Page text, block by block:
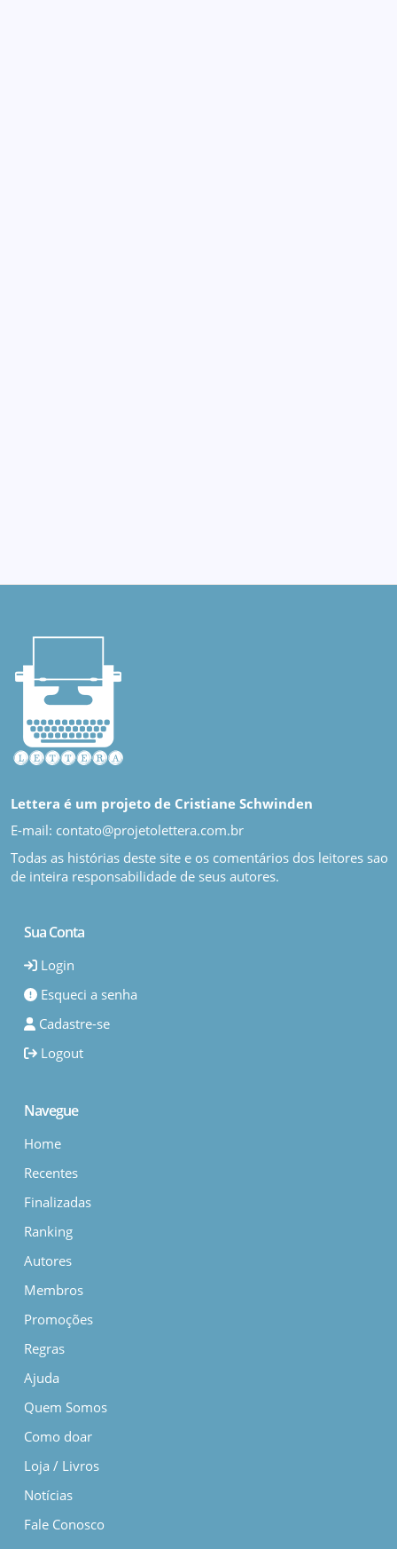
Lettera é um projeto de Cristiane Schwinden
E-mail: contato@projetolettera.com.br
Todas as histórias deste site e os comentários dos leitores sao
de inteira responsabilidade de seus autores.
Sua Conta
Login
Esqueci a senha
Cadastre-se
Logout
Navegue
Home
Recentes
Finalizadas
Ranking
Autores
Membros
Promoções
Regras
Ajuda
Quem Somos
Como doar
Loja / Livros
Notícias
Fale Conosco